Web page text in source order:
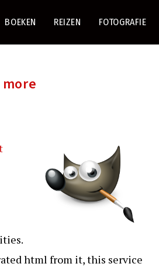
BOEKEN REIZEN FOTOGRAFIE
html from it, this service